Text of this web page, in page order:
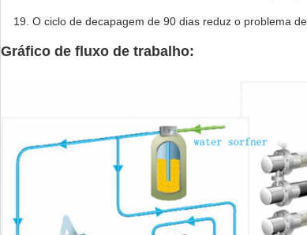
O ciclo de decapagem de 90 dias reduz o problema
Gráfico de fluxo de trabalho: